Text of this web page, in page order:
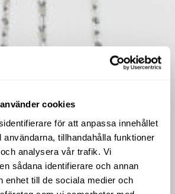
cookies
för att anpassa innehållet
användarna, tillhandahålla funktioner
analysera vår trafik. Vi
sådana identifierare och annan
enhet till de sociala medier och